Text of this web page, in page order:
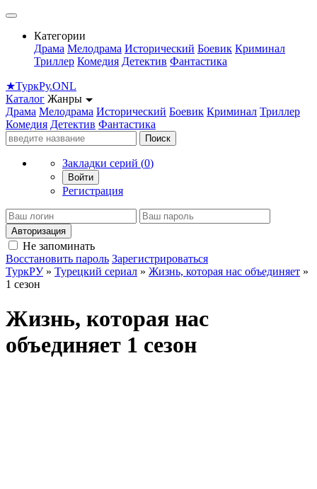
Категории
Драма Мелодрама Исторический Боевик Криминал
Триллер Комедия Детектив Фантастика
★ТуркРу.ONL
Каталог Жанры
Драма Мелодрама Исторический Боевик Криминал Триллер
Комедия Детектив Фантастика
Поиск
Закладки серий (0)
Войти
Регистрация
Авторизация
Не запоминать
Восстановить пароль Зарегистрироваться
ТуркРУ» Турецкий сериал » Жизнь, которая нас объединяет »
1 сезон
Жизнь, которая нас
объединяет 1 сезон